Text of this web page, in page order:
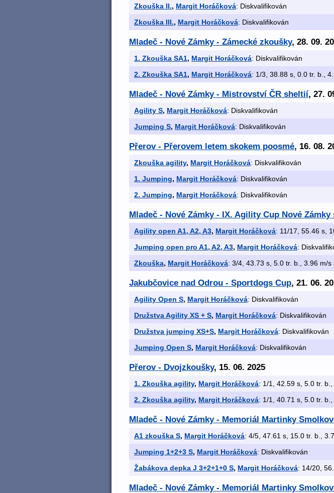
Zkouška II., Margit Horáčková: Diskvalifikován
Zkouška III., Margit Horáčková: Diskvalifikován
Mladeč - Nové Zámky - Zámecké zkoušky, 28. 09.
1. Zkouška SA1, Margit Horáčková: Diskvalifikován
2. Zkouška SA1, Margit Horáčková: 1/3, 38.88 s, 0.0 tr. b.,
Mladeč - Nové Zámky - Mistrovství ČR sheltií, 27.
Agility S, Margit Horáčková: Diskvalifikován
Jumping S, Margit Horáčková: Diskvalifikován
Přerov - Přerovem letem skokem poosmé, 16. 08.
Zkouška agility, Margit Horáčková: Diskvalifikován
1. Jumping, Margit Horáčková: Diskvalifikován
2. Jumping, Margit Horáčková: Diskvalifikován
Mladeč - Nové Zámky - IX. Agility Cup Nové Zámky
Agility open A1, A2, A3, Margit Horáčková: 11/17, 55.46 s,
Jumping open pro A1, A2, A3, Margit Horáčková:
Zkouška, Margit Horáčková: 3/4, 43.73 s, 5.0 tr. b., 3.96 m/s
Jakubčovice nad Odrou - Sportdogs Cup, 21. 06.
Agility Open S, Margit Horáčková: Diskvalifikován
Družstva Agility XS + S, Margit Horáčková: Diskvalifikován
Družstva jumping XS+S, Margit Horáčková: Diskvalifikován
Jumping Open S, Margit Horáčková: Diskvalifikován
Přerov - Dvojzkoušky, 15. 06. 2025
1. Zkouška agility, Margit Horáčková: 1/1, 42.59 s, 5.0 tr.
2. Zkouška agility, Margit Horáčková: 1/1, 40.71 s, 5.0 tr.
Mladeč - Nové Zámky - Memoriál Martinky
A1 zkouška S, Margit Horáčková: 4/5, 47.61 s, 15.0 tr. b.,
Jumping 1+2+3 S, Margit Horáčková: Diskvalifikován
Žabákova depka J 3+2+1+0 S, Margit Horáčková: 14/20,
Mladeč - Nové Zámky - Memoriál Martinky